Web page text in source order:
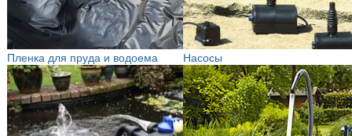
Пленка для пруда и водоема Насосы